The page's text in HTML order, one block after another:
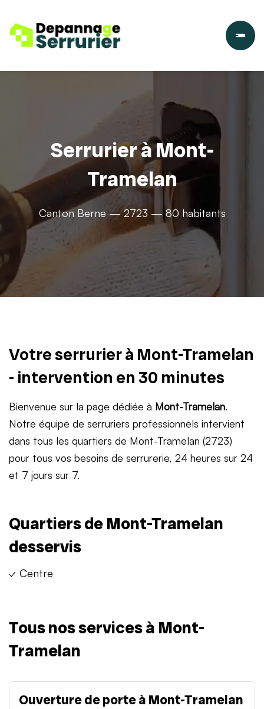
Serrurier à Mont-
Tramelan
Canton Berne — 2723 — 80 habitants
Votre serrurier à Mont-Tramelan
- intervention en 30 minutes
Bienvenue sur la page dédiée à Mont-Tramelan.
Notre équipe de serruriers professionnels intervient
dans tous les quartiers de Mont-Tramelan (2723)
pour tous vos besoins de serrurerie, 24 heures sur 24
et 7 jours sur 7.
Quartiers de Mont-Tramelan
desservis
✓ Centre
Tous nos services à Mont-
Tramelan
Ouverture de porte à Mont-Tramelan